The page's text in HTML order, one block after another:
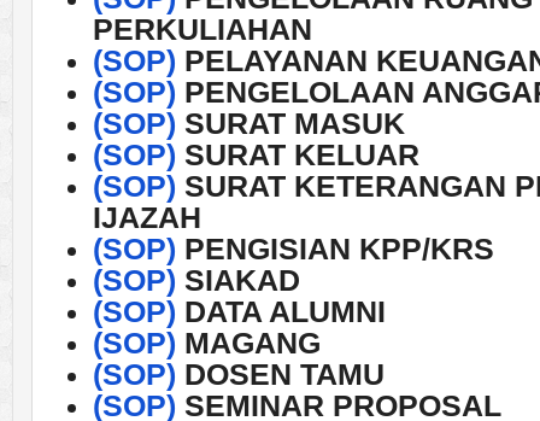
PERKULIAHAN
(SOP) PELAYANAN
(SOP) PENGELOLAAN
(SOP) SURAT MASUK
(SOP) SURAT KELUAR
(SOP) SURAT KETERANGAN
IJAZAH
(SOP) PENGISIAN KPP/KRS
(SOP) SIAKAD
(SOP) DATA ALUMNI
(SOP) MAGANG
(SOP) DOSEN TAMU
(SOP) SEMINAR PROPOSAL